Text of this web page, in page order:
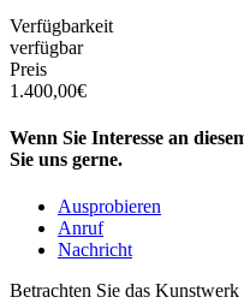
Verfügbarkeit
verfügbar
Preis
1.400,00€
Wenn Sie Interesse an
Sie uns gerne.
Ausprobieren
Anruf
Nachricht
Betrachten Sie das